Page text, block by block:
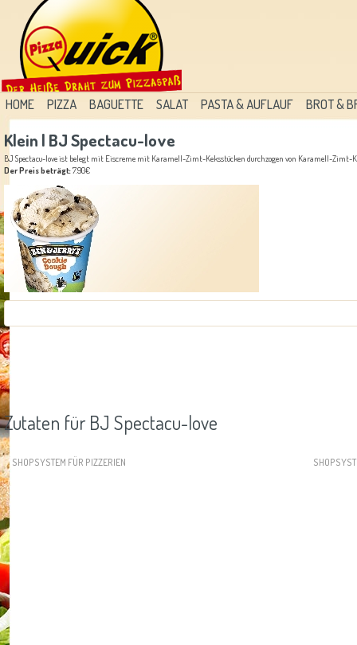
HOME PIZZA BAGUETTE SALAT PASTA & AUFLAUF BROT &
Klein | BJ Spectacu-love
BJ Spectacu-love ist belegt mit Eiscreme mit Karamell-Zimt-Keksstücken durchzogen von Karamell-Zimt-
Der Preis beträgt:7.90€
Zutaten für BJ Spectacu-love
SHOPSYSTEM FÜR PIZZERIEN